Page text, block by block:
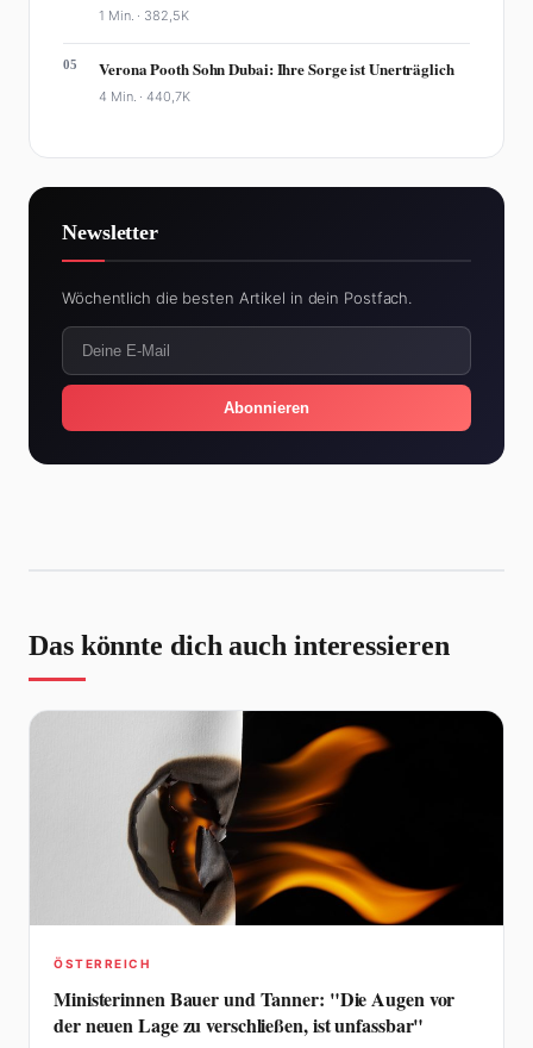
1 Min. · 382,5K
05 Verona Pooth Sohn Dubai: Ihre Sorge ist Unerträglich
4 Min. ·440,7K
Newsletter
Wöchentlich die besten Artikel in dein Postfach.
Abonnieren
Das könnte dich auch interessieren
ÖSTERREICH
Ministerinnen Bauer und Tanner: "Die Augen vor
der neuen Lage zu verschließen, ist unfassbar"